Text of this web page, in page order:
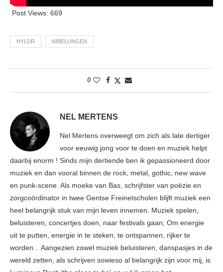
Post Views: 669
HYLDR NIBELUNGEN
0
NEL MERTENS
Nel Mertens overweegt om zich als late dertiger
voor eeuwig jong voor te doen en muziek helpt
daarbij enorm ! Sinds mijn dertiende ben ik gepassioneerd door
muziek en dan vooral binnen de rock, metal, gothic, new wave
en punk-scene. Als moeke van Bas, schrijfster van poëzie en
zorgcoördinator in twee Gentse Freinetscholen blijft muziek een
heel belangrijk stuk van mijn leven innemen. Muziek spelen,
beluisteren, concertjes doen, naar festivals gaan; Om energie
uit te putten, energie in te steken, te ontspannen, rijker te
worden... Aangezien zowel muziek beluisteren, danspasjes in de
wereld zetten, als schrijven sowieso al belangrijk zijn voor mij, is